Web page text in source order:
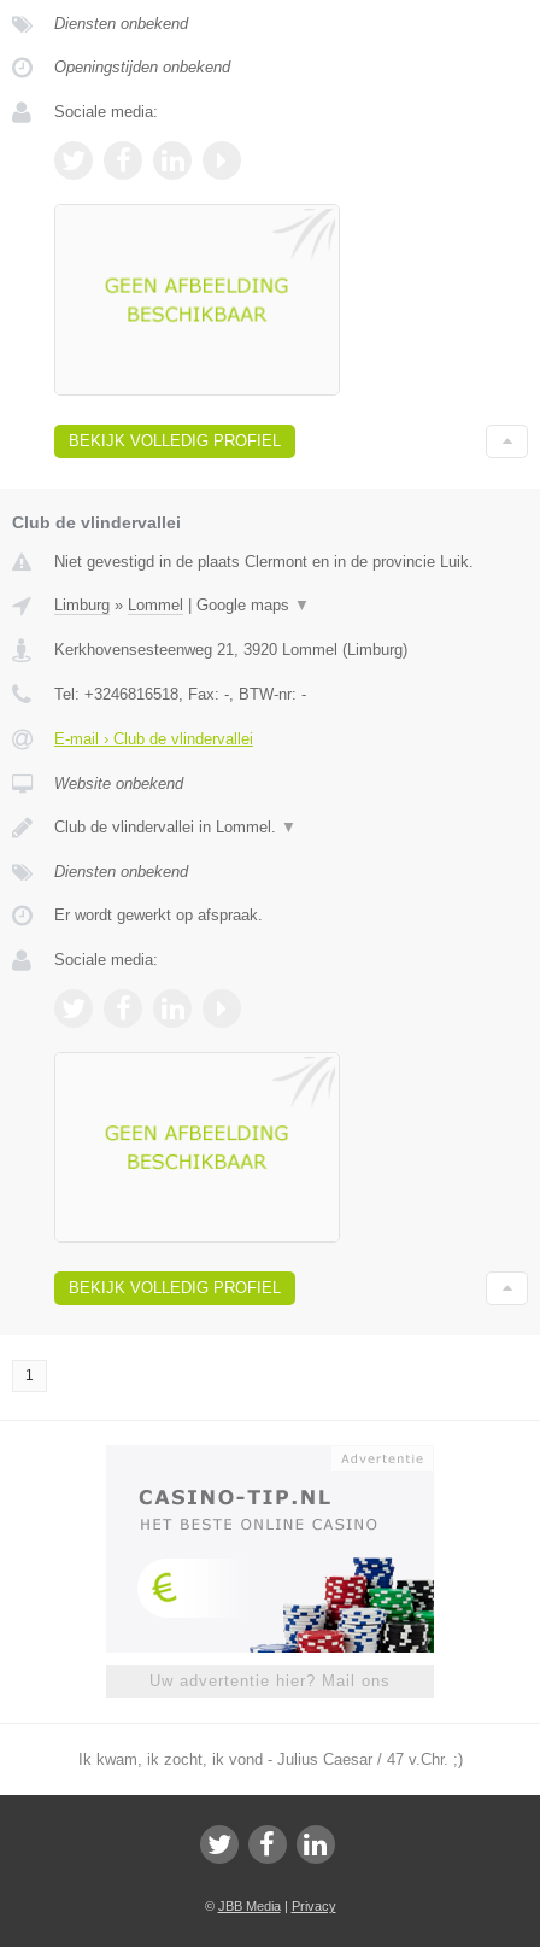
Diensten onbekend
Openingstijden onbekend
Sociale media:
BEKIJK VOLLEDIG PROFIEL
Club de vlindervallei
Niet gevestigd in de plaats Clermont en in de provincie Luik.
Limburg » Lommel | Google maps ▼
Kerkhovensesteenweg 21 3920 Lommel (Limburg)
Tel: +3246816518 , Fax: - , BTW-nr: -
E-mail › Club de vlindervallei
Website onbekend
Club de vlindervallei in Lommel. ▼
Diensten onbekend
Er wordt gewerkt op afspraak.
Sociale media:
BEKIJK VOLLEDIG PROFIEL
1
Uw advertentie hier? Mail ons
Ik kwam, ik zocht, ik vond - Julius Caesar / 47 v.Chr. ;)
© JBB Media| Privacy